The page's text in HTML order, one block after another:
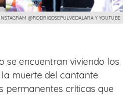
@RODRIGOSEPULVEDALARA Y YOUTUBE
se encuentran viviendo los
muerte del cantante
permanentes críticas que